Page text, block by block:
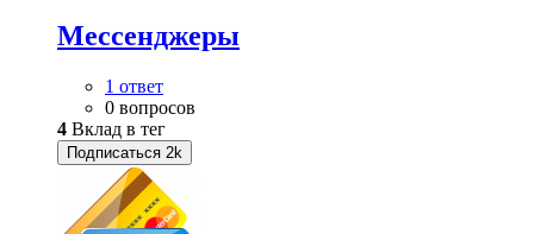
Мессенджеры
1 ответ
0 вопросов
4 Вклад в тег
Подписаться 2k